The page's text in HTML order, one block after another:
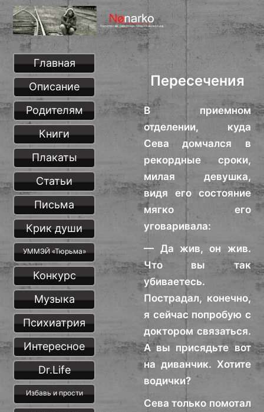
Пересечения
В приемном
отделении, куда
Сева домчался в
рекордные сроки,
милая девушка,
видя его состояние
мягко его
уговаривала:
— Да жив, он жив.
Что вы так
убиваетесь.
Пострадал, конечно,
я сейчас попробую с
доктором связаться.
А вы присядьте вот
на диванчик. Хотите
водички?
Сева только помотал
Главная
Описание
Родителям
Книги
Плакаты
Статьи
Письма
Крик души
УММЭЙ «Тюрьма»
Конкурс
Музыка
Психиатрия
Интересное
Dr.Life
Избавь и прости